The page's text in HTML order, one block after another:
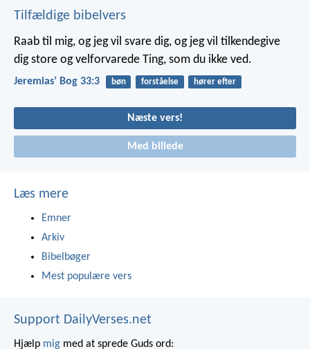
Tilfældige bibelvers
Raab til mig, og jeg vil svare dig, og jeg vil tilkendegive
dig store og velforvarede Ting, som du ikke ved.
Jeremiasʼ Bog 33:3 bøn forståelse hører efter
Næste vers!
Med billede
Læs mere
Emner
Arkiv
Bibelbøger
Mest populære vers
Support DailyVerses.net
Hjælp mig med at sprede Guds ord: